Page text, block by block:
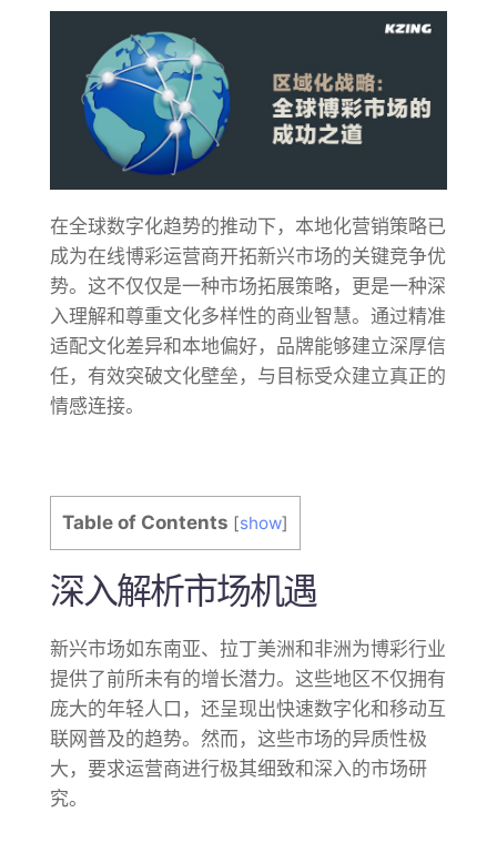
在全球数字化趋势的推动下，本地化营销策略已
成为在线博彩运营商开拓新兴市场的关键竞争优
势。这不仅仅是一种市场拓展策略，更是一种深
入理解和尊重文化多样性的商业智慧。通过精准
适配文化差异和本地偏好，品牌能够建立深厚信
任，有效突破文化壁垒，与目标受众建立真正的
情感连接。
Table of Contents [show]
深入解析市场机遇
新兴市场如东南亚、拉丁美洲和非洲为博彩行业
提供了前所未有的增长潜力。这些地区不仅拥有
庞大的年轻人口，还呈现出快速数字化和移动互
联网普及的趋势。然而，这些市场的异质性极
大，要求运营商进行极其细致和深入的市场研
究。